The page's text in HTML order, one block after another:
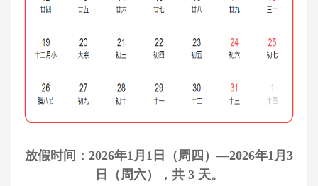
放假时间：2026年1月1日（周四）—2026年1月3
日（周六），共 3 天。